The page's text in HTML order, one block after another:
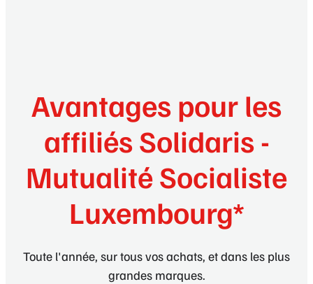
Avantages pour les
affiliés Solidaris -
Mutualité Socialiste
Luxembourg*
Toute l'année, sur tous vos achats, et dans les plus
grandes marques.